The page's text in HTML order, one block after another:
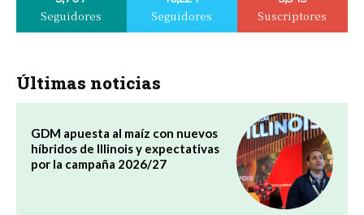
Seguidores Seguidores Suscriptores
Últimas noticias
GDM apuesta al maíz con nuevos
híbridos de Illinois y expectativas
por la campaña 2026/27